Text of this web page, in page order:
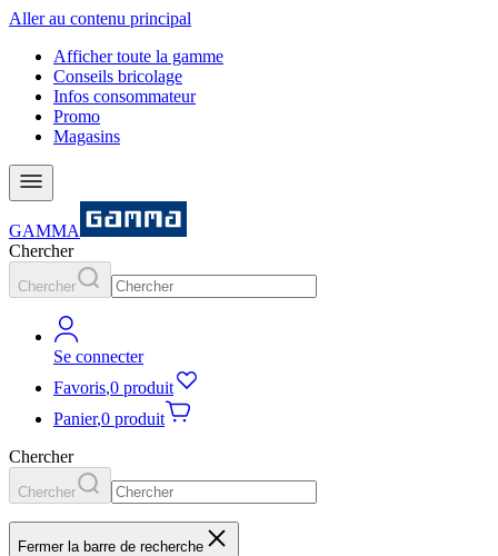
Aller au contenu principal
Afficher toute la gamme
Conseils bricolage
Infos consommateur
Promo
Magasins
GAMMA
Chercher
Chercher
Se connecter
Favoris,0 produit
Panier,0 produit
Chercher
Chercher
Fermer la barre de recherche